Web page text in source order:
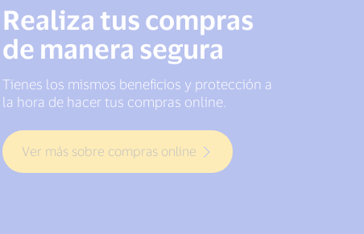
Realiza tus compras
de manera segura
Tienes los mismos beneficios y protección a
la hora de hacer tus compras online.
Ver más sobre compras online